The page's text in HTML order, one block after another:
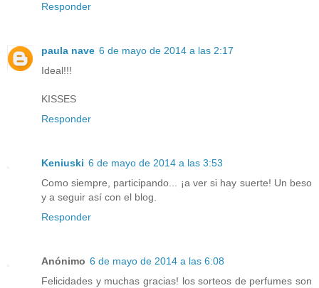
Responder
paula nave 6 de mayo de 2014 a las 2:17
Ideal!!!
KISSES
Responder
Keniuski 6 de mayo de 2014 a las 3:53
Como siempre, participando... ¡a ver si hay suerte! Un beso
y a seguir así con el blog.
Responder
Anónimo 6 de mayo de 2014 a las 6:08
Felicidades y muchas gracias! los sorteos de perfumes son